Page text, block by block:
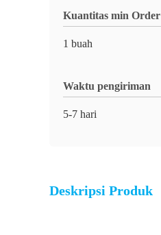
Kuantitas min Order
1 buah
Waktu pengiriman
5-7 hari
Deskripsi Produk